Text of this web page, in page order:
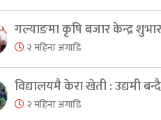
गल्याङमा कृषि बजार केन्द्र
२ महिना अगाडि
विद्यालयमै केरा खेती : उद्यमी बन्दै
२ महिना अगाडि